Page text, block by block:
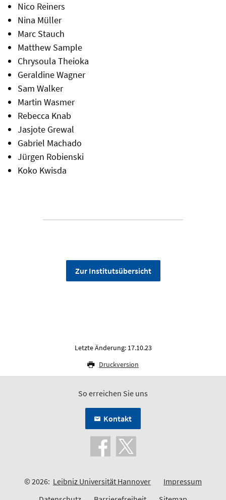
Nico Reiners
Nina Müller
Marc Stauch
Matthew Sample
Chrysoula Theioka
Geraldine Wagner
Sam Walker
Martin Wasmer
Rebecca Knab
Jasjote Grewal
Gabriel Machado
Jürgen Robienski
Koko Kwisda
Zur Institutsübersicht
Letzte Änderung: 17.10.23
Druckversion
So erreichen Sie uns
Kontakt
© 2026: Leibniz Universität Hannover
Impressum